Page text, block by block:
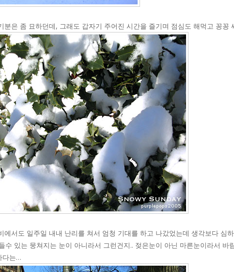
분은 좀 묘하던데, 그래도 갑자기 주어진 시간을 즐기며 점심도 해먹고 꽁꽁
에서도 일주일 내내 난리를 쳐서 엄청 기대를 하고 나갔었는데 생각보다 심
수 있는 뭉쳐지는 눈이 아니라서 그런건지.. 젖은눈이 아닌 마른눈이라서 바
다는…